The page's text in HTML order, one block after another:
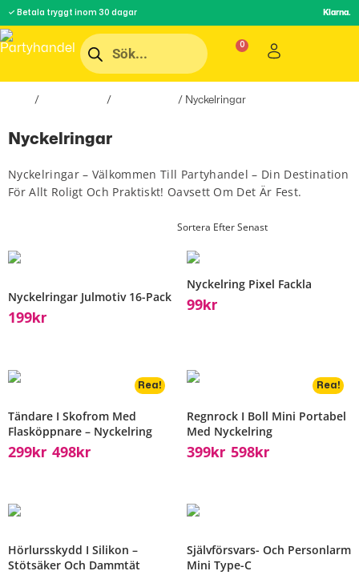
✓ Betala tryggt inom 30 dagar Klarna.
/ / / Nyckelringar
Nyckelringar
Nyckelringar – Välkommen Till Partyhandel – Din Destination
För Allt Roligt Och Praktiskt! Oavsett Om Det Är Fest.
Nyckelringar Julmotiv 16-Pack
199Kr
Nyckelring Pixel Fackla
99Kr
Rea!
Tändare I Skofrom Med
Flasköppnare – Nyckelring
299Kr 498Kr
Rea!
Regnrock I Boll Mini Portabel
Med Nyckelring
399Kr 598Kr
Hörlursskydd I Silikon –
Stötsäker Och Dammtät
Självförsvars- Och Personlarm
Mini Type-C